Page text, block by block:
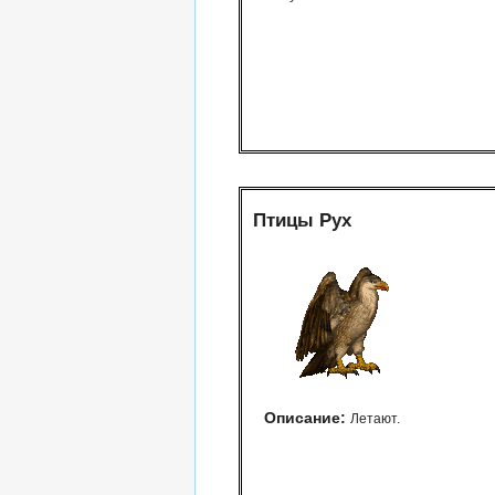
Птицы Рух
Описание: Летают.